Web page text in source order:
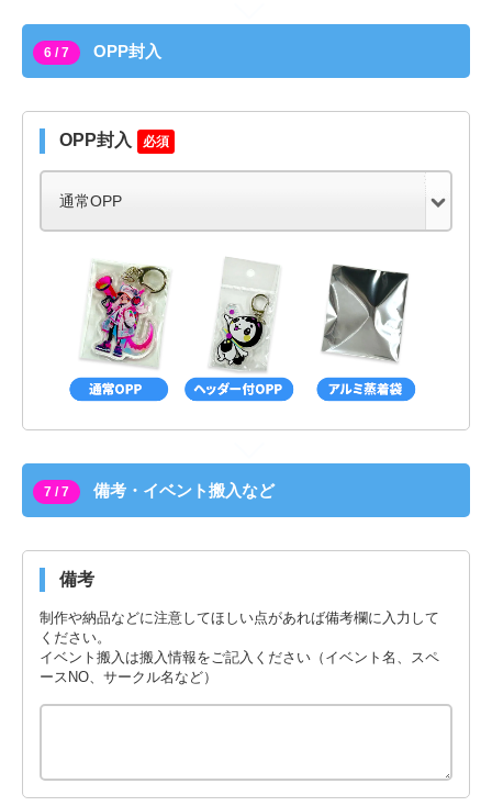
6 / 7 OPP封入
OPP封入 必須
7 / 7 備考・イベント搬入など
備考
制作や納品などに注意してほしい点があれば備考欄に入力して
ください。
イベント搬入は搬入情報をご記入ください（イベント名、スペ
ースNO、サークル名など）